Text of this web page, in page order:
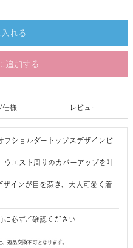
れる
追加する
仕様 レビュー
フショルダートップスデザインビ
ウエスト周りのカバーアップを叶
ザインが目を惹き、大人可愛く着
に必ずご確認ください